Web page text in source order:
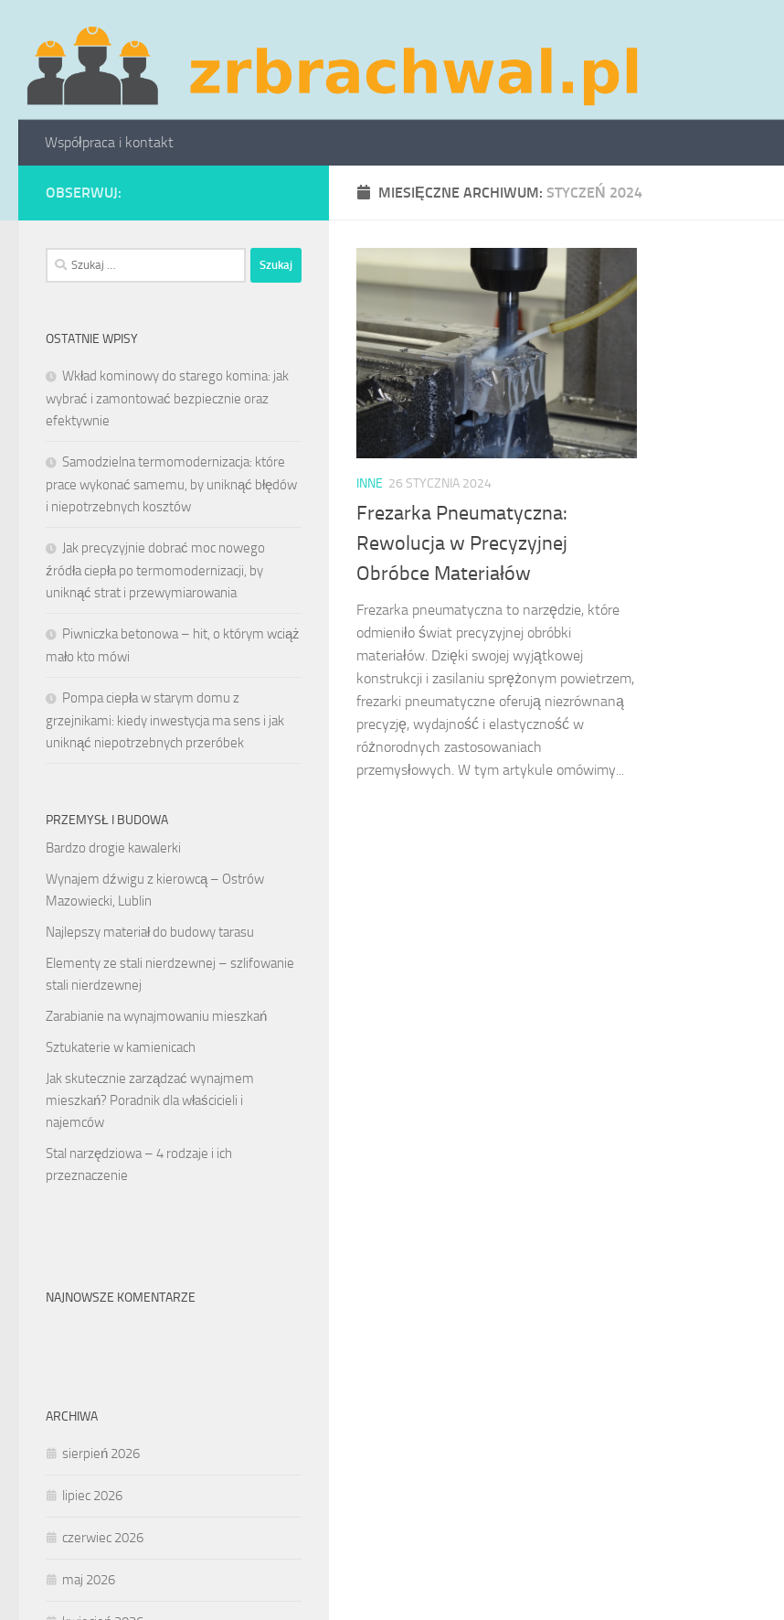
Skip to content
Współpraca i kontakt
MIESIĘCZNE ARCHIWUM: STYCZEŃ 2024
INNE 26 STYCZNIA 2024
Frezarka Pneumatyczna:
Rewolucja w Precyzyjnej
Obróbce Materiałów
Frezarka pneumatyczna to narzędzie, które
odmieniło świat precyzyjnej obróbki
materiałów. Dzięki swojej wyjątkowej
konstrukcji i zasilaniu sprężonym powietrzem,
frezarki pneumatyczne oferują niezrównaną
precyzję, wydajność i elastyczność w
różnorodnych zastosowaniach
przemysłowych. W tym artykule omówimy...
OBSERWUJ:
Szukaj:
OSTATNIE WPISY
Wkład kominowy do starego komina: jak
wybrać i zamontować bezpiecznie oraz
efektywnie
Samodzielna termomodernizacja: które
prace wykonać samemu, by uniknąć błędów
i niepotrzebnych kosztów
Jak precyzyjnie dobrać moc nowego
źródła ciepła po termomodernizacji, by
uniknąć strat i przewymiarowania
Piwniczka betonowa – hit, o którym wciąż
mało kto mówi
Pompa ciepła w starym domu z
grzejnikami: kiedy inwestycja ma sens i jak
uniknąć niepotrzebnych przeróbek
PRZEMYSŁ I BUDOWA
Bardzo drogie kawalerki
Wynajem dźwigu z kierowcą – Ostrów
Mazowiecki, Lublin
Najlepszy materiał do budowy tarasu
Elementy ze stali nierdzewnej – szlifowanie
stali nierdzewnej
Zarabianie na wynajmowaniu mieszkań
Sztukaterie w kamienicach
Jak skutecznie zarządzać wynajmem
mieszkań? Poradnik dla właścicieli i
najemców
Stal narzędziowa – 4 rodzaje i ich
przeznaczenie
NAJNOWSZE KOMENTARZE
ARCHIWA
sierpień 2026
lipiec 2026
czerwiec 2026
maj 2026